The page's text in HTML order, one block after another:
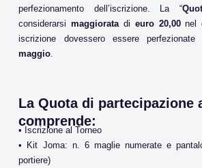
perfezionamento dell’iscrizione. La “
considerarsimaggiorata di euro 20,00nel
iscrizione dovessero essere
maggio.
La Quota di partecipazione
comprende:
• Iscrizione al Torneo
• Kit Joma: n. 6 maglie numerate e
portiere)